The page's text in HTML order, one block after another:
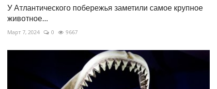
У Атлантического побережья заметили самое крупное
животное...
Март 7, 2024 0 9667